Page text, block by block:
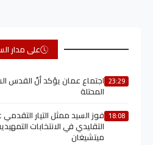
على مدار
23:29 اجتماع عمان يؤكد أنّ القدس
المحتلة
18:08 فوز السيد ممثل التيار التقدمي
التقليدي في الانتخابات
ميتشيغان